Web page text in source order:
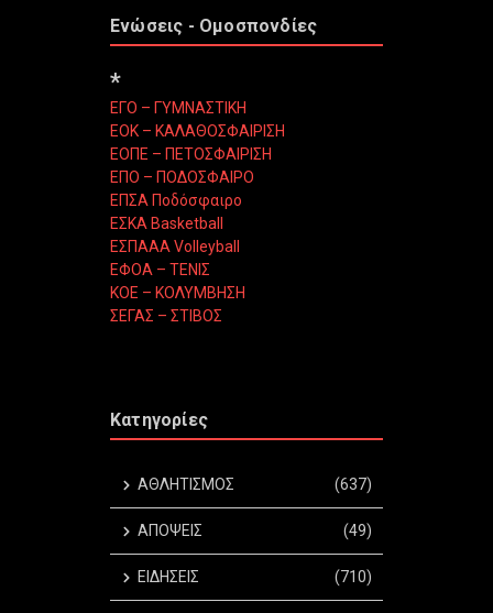
Ενώσεις - Ομοσπονδίες
*
ΕΓΟ – ΓΥΜΝΑΣΤΙΚΗ
ΕΟΚ – ΚΑΛΑΘΟΣΦΑΙΡΙΣΗ
ΕΟΠΕ – ΠΕΤΟΣΦΑΙΡΙΣΗ
ΕΠΟ – ΠΟΔΟΣΦΑΙΡΟ
ΕΠΣΑ Ποδόσφαιρο
ΕΣΚΑ Basketball
ΕΣΠΑΑΑ Volleyball
ΕΦΟΑ – ΤΕΝΙΣ
ΚΟΕ – ΚΟΛΥΜΒΗΣΗ
ΣΕΓΑΣ – ΣΤΙΒΟΣ
Κατηγορίες
ΑΘΛΗΤΙΣΜΟΣ (637)
ΑΠΟΨΕΙΣ (49)
ΕΙΔΗΣΕΙΣ (710)